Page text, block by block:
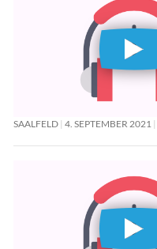
SAALFELD 4. SEPTEMBER 2021